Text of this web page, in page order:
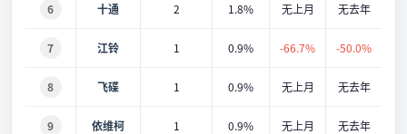
6 十通 2 1.8% 无上月 无去年
7 江铃 1 0.9% -66.7% -50.0%
8 飞碟 1 0.9% 无上月 无去年
9 依维柯 1 0.9% 无上月 无去年